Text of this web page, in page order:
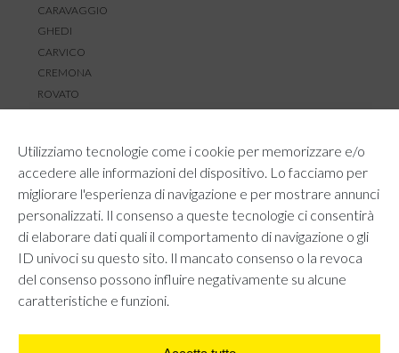
Utilizziamo tecnologie come i cookie per memorizzare e/o
accedere alle informazioni del dispositivo. Lo facciamo per
migliorare l'esperienza di navigazione e per mostrare annunci
personalizzati. Il consenso a queste tecnologie ci consentirà
di elaborare dati quali il comportamento di navigazione o gli
ID univoci su questo sito. Il mancato consenso o la revoca
del consenso possono influire negativamente su alcune
caratteristiche e funzioni.
CARAVAGGIO
GHEDI
CARVICO
CREMONA
ROVATO
RESI E RIMBORSI
REGOLAMENTO LOYALTY
CONTATTACI